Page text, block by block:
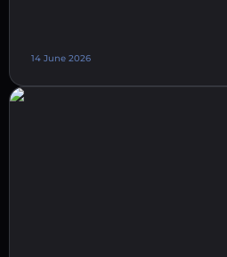
14 June 2026